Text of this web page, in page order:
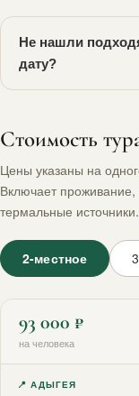
Не нашли
дату?
Стоимость
Цены указаны на
Включает проживание,
термальные источники.
2-местное
93 000 ₽
на человека
📍 АДЫГЕЯ